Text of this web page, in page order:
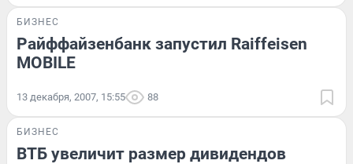
БИЗНЕС
Райффайзенбанк запустил Raiffeisen
MOBILE
13 декабря, 2007, 15:55 88
БИЗНЕС
ВТБ увеличит размер дивидендов